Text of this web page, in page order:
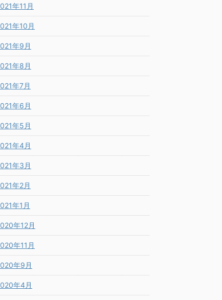
年11月
年10月
年9月
年8月
年7月
年6月
年5月
年4月
年3月
年2月
年1月
年12月
年11月
年9月
年4月